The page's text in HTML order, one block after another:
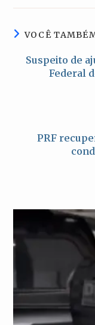
VOCÊ
Suspeito de
Federal
PRF